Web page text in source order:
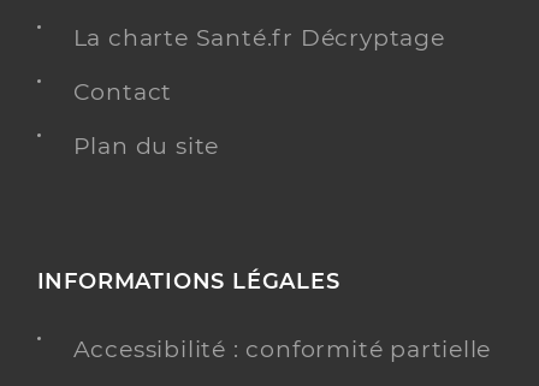
La charte Santé.fr Décryptage
Contact
Plan du site
INFORMATIONS LÉGALES
Accessibilité : conformité partielle